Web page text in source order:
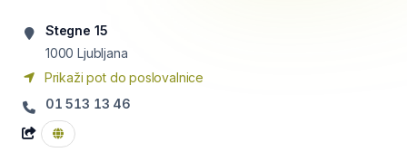
Stegne 15
1000 Ljubljana
Prikaži pot do poslovalnice
01 513 13 46